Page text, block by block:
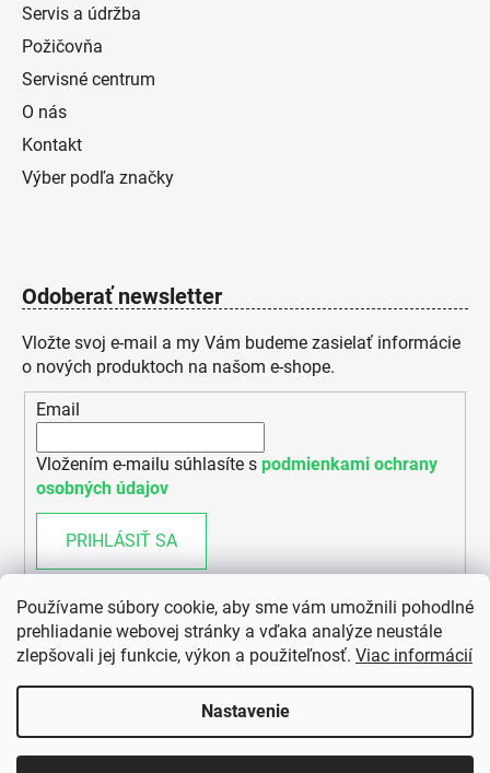
Používame súbory cookie, aby sme vám umožnili pohodlné
prehliadanie webovej stránky a vďaka analýze neustále
zlepšovali jej funkcie, výkon a použiteľnosť. Viac informácií
Nastavenie
Servis a údržba
Požičovňa
Servisné centrum
O nás
Kontakt
Výber podľa značky
Odoberať newsletter
Vložte svoj e-mail a my Vám budeme zasielať informácie
o nových produktoch na našom e-shope.
Email
Vložením e-mailu súhlasíte s podmienkami ochrany
osobných údajov
PRIHLÁSIŤ SA